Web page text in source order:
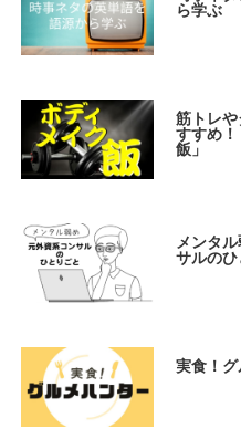
ら学ぶ
筋トレ
すすめ！
飯」
メンタ
サルのひ
実食！